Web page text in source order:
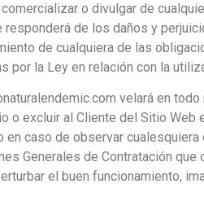
o divulgar de
responderá de los daños y
de cualquiera de las
por la Ley en relación con la
velará en
o excluir al Cliente del Sitio
en caso de observar
Generales de Contratación
el buen funcionamiento,